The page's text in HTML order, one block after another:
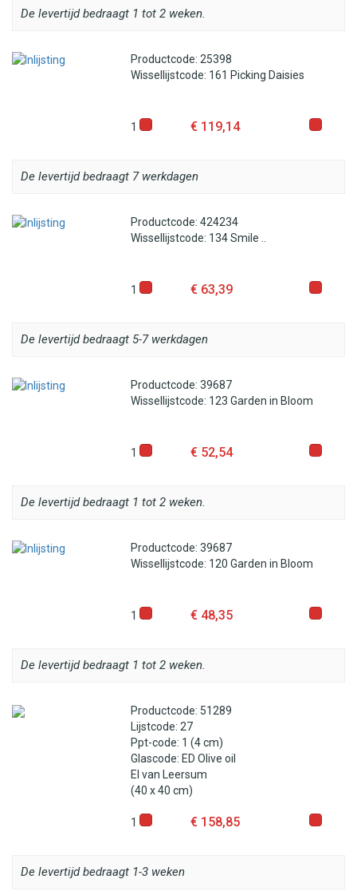
De levertijd bedraagt 1 tot 2 weken.
Productcode: 25398
Wissellijstcode: 161 Picking Daisies
1 € 119,14
De levertijd bedraagt 7 werkdagen
Productcode: 424234
Wissellijstcode: 134 Smile ..
1 € 63,39
De levertijd bedraagt 5-7 werkdagen
Productcode: 39687
Wissellijstcode: 123 Garden in Bloom
1 € 52,54
De levertijd bedraagt 1 tot 2 weken.
Productcode: 39687
Wissellijstcode: 120 Garden in Bloom
1 € 48,35
De levertijd bedraagt 1 tot 2 weken.
Productcode: 51289
Lijstcode: 27
Ppt-code: 1 (4 cm)
Glascode: ED Olive oil
El van Leersum
(40 x 40 cm)
1 € 158,85
De levertijd bedraagt 1-3 weken